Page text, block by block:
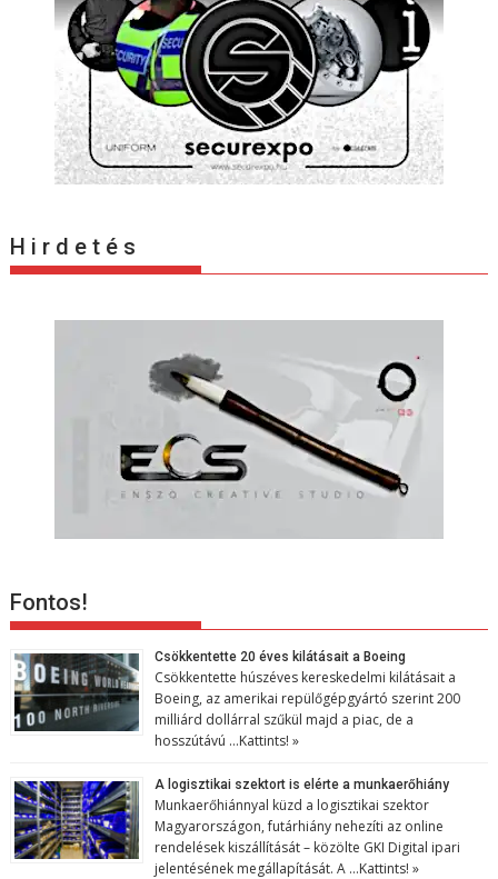
H i r d e t é s
Fontos!
Csökkentette 20 éves kilátásait a Boeing
Csökkentette húszéves kereskedelmi kilátásait a
Boeing, az amerikai repülőgépgyártó szerint 200
milliárd dollárral szűkül majd a piac, de a
hosszútávú …Kattints! »
A logisztikai szektort is elérte a munkaerőhiány
Munkaerőhiánnyal küzd a logisztikai szektor
Magyarországon, futárhiány nehezíti az online
rendelések kiszállítását – közölte GKI Digital ipari
jelentésének megállapítását. A …Kattints! »